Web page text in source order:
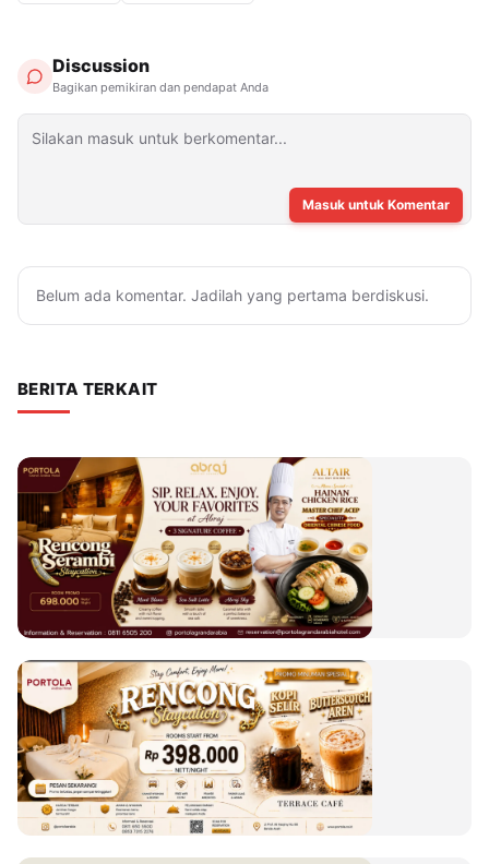
Discussion
Bagikan pemikiran dan pendapat Anda
Masuk untuk Komentar
Belum ada komentar. Jadilah yang pertama berdiskusi.
BERITA TERKAIT